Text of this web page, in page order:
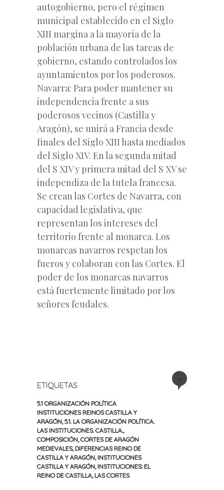
autogobierno, pero el régimen
municipal establecido en el Siglo
XIII margina a la mayoría de la
población urbana de las tareas de
gobierno, estando controlados los
ayuntamientos por los poderosos.
Navarra: Para poder mantener su
independencia frente a sus
poderosos vecinos (Castilla y
Aragón), se unirá a Francia desde
finales del Siglo XIII hasta mediados
del Siglo XIV. En la segunda mitad
del S XIV y primera mitad del S XV se
independiza de la tutela francesa.
Se crean las Cortes de Navarra, con
capacidad legislativa, que
representan los intereses del
territorio frente al monarca. Los
monarcas navarros respetan los
fueros y colaboran con las Cortes. El
poder de los monarcas navarros
está fuertemente limitado por los
señores feudales.
ETIQUETAS
5.1 ORGANIZACIÓN POLÍTICA
INSTITUCIONES REINOS CASTILLA Y
ARAGÓN 5.1. LA ORGANIZACIÓN POLÍTICA.
LAS INSTITUCIONES. CASTILLA.
COMPOSICIÓN ,CORTES DE ARAGÓN
MEDIEVALES, DIFERENCIAS REINO DE
CASTILLA Y ARAGÓN INSTITUCIONES
CASTILLA Y ARAGÓN INSTITUCIONES: EL
REINO DE CASTILLA LAS CORTES